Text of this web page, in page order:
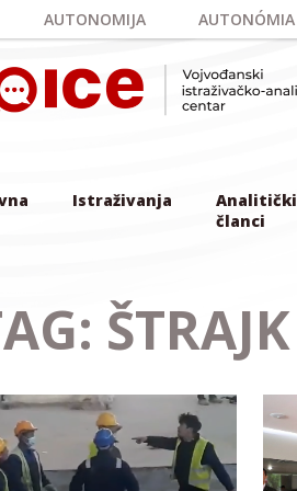
AUTONOMIJA AUTONÓMIA
Istraživanja
Analitički
članci
ŠTRAJK